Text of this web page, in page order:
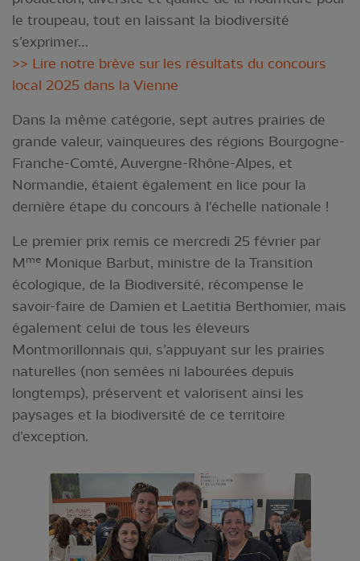
le troupeau, tout en laissant la biodiversité
s’exprimer…
>> Lire notre brève sur les résultats du concours
local 2025 dans la Vienne
Dans la même catégorie, sept autres prairies de
grande valeur, vainqueures des régions Bourgogne-
Franche-Comté, Auvergne-Rhône-Alpes, et
Normandie, étaient également en lice pour la
dernière étape du concours à l'échelle nationale !
Le premier prix remis ce mercredi 25 février par
M me Monique Barbut, ministre de la Transition
écologique, de la Biodiversité, récompense le
savoir-faire de Damien et Laetitia Berthomier, mais
également celui de tous les éleveurs
Montmorillonnais qui, s’appuyant sur les prairies
naturelles (non semées ni labourées depuis
longtemps), préservent et valorisent ainsi les
paysages et la biodiversité de ce territoire
d’exception.